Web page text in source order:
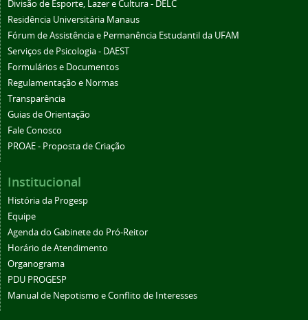
Divisão de Esporte, Lazer e Cultura - DELC
Residência Universitária Manaus
Fórum de Assistência e Permanência Estudantil da UFAM
Serviços de Psicologia - DAEST
Formulários e Documentos
Regulamentação e Normas
Transparência
Guias de Orientação
Fale Conosco
PROAE - Proposta de Criação
Institucional
História da Progesp
Equipe
Agenda do Gabinete do Pró-Reitor
Horário de Atendimento
Organograma
PDU PROGESP
Manual de Nepotismo e Conflito de Interesses